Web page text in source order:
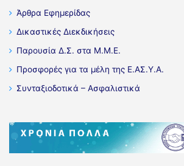
Άρθρα Εφημερίδας
Δικαστικές Διεκδικήσεις
Παρουσία Δ.Σ. στα Μ.Μ.Ε.
Προσφορές για τα μέλη της Ε.ΑΣ.Υ.Α.
Συνταξιοδοτικά – Ασφαλιστικά